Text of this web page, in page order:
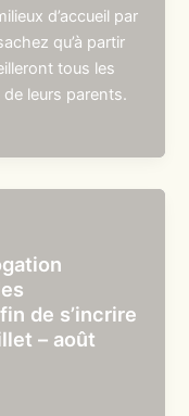
d’accueil par
qu’à partir
tous les
leurs parents.
de s’incrire
– août